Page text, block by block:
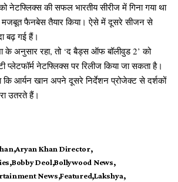
नेटफ्लिक्स की सफल भारतीय सीरीज में गिना गया था
फैनबेस तैयार किया। ऐसे में दूसरे सीजन से
बढ़ गई हैं।
अनुसार रहा, तो ‘द बैड्स ऑफ बॉलीवुड 2’ को
नेटफ्लिक्स पर रिलीज किया जा सकता है।
कि आर्यन खान अपने दूसरे निर्देशन प्रोजेक्ट से दर्शकों
उतरते हैं।
Aryan Khan Director
Bobby Deol Bollywood News
News Featured Lakshya